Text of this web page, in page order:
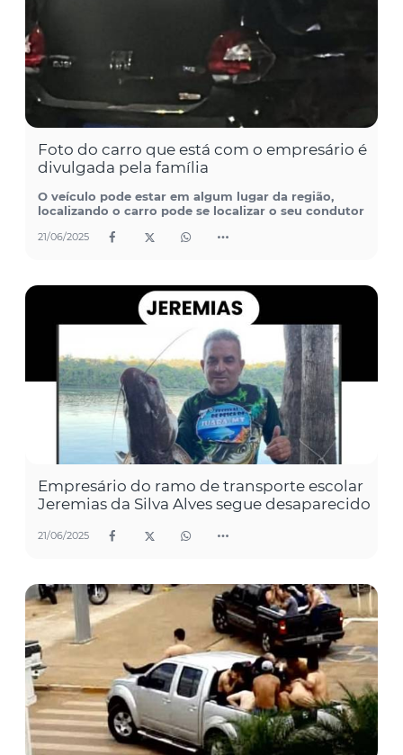
Foto do carro que está com o empresário é
divulgada pela família
O veículo pode estar em algum lugar da região,
localizando o carro pode se localizar o seu condutor
21/06/2025
Empresário do ramo de transporte escolar
Jeremias da Silva Alves segue desaparecido
21/06/2025